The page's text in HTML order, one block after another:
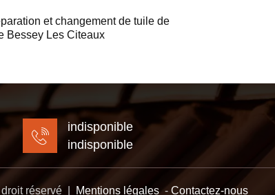
et changement de tuile de
Bessey Les Citeaux
indisponible
indisponible
réservé | Mentions légales- Contactez-nous